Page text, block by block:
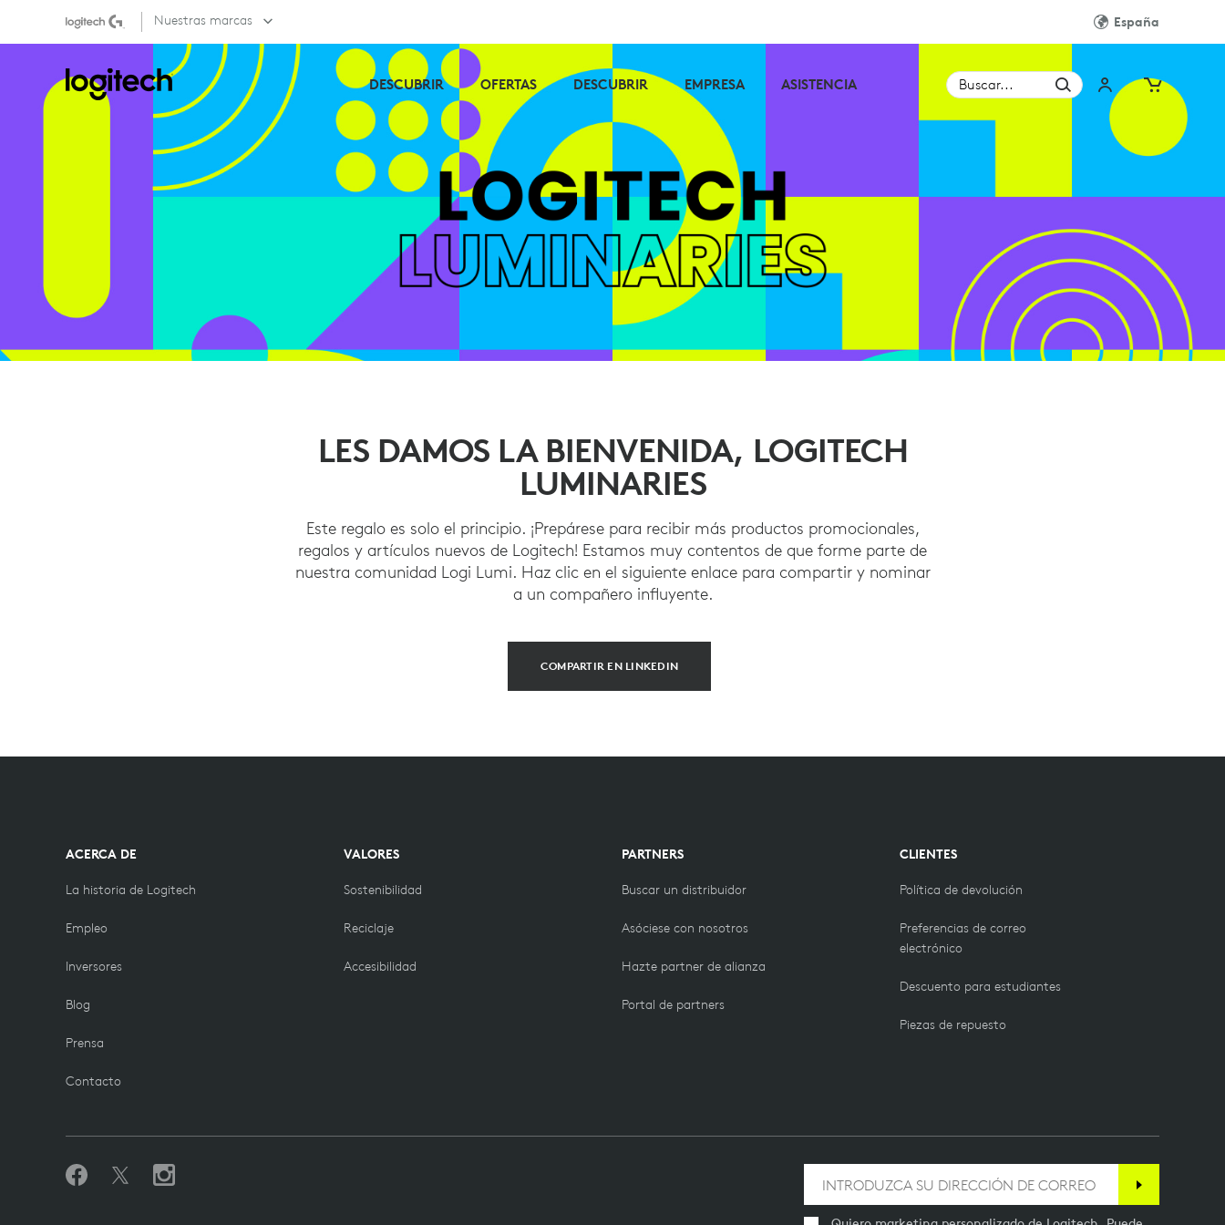
LES
DAMOS
BIENVENIDA,
LOGITECH
LUMINARIES
Nuestras marcas España
DESCUBRIR OFERTAS DESCUBRIR EMPRESA ASISTENCIA Buscar...
LES DAMOS LA BIENVENIDA, LOGITECH
LUMINARIES
Este regalo es solo el principio. ¡Prepárese para recibir más productos promocionales,
regalos y artículos nuevos de Logitech! Estamos muy contentos de que forme parte de
nuestra comunidad Logi Lumi. Haz clic en el siguiente enlace para compartir y nominar
a un compañero influyente.
COMPARTIR EN LINKEDIN
ACERCA DE
La historia de Logitech
Empleo
Inversores
Blog
Prensa
Contacto
VALORES
Sostenibilidad
Reciclaje
Accesibilidad
PARTNERS
Buscar un distribuidor
Asóciese con nosotros
Hazte partner de alianza
Portal de partners
CLIENTES
Política de devolución
Preferencias de correo
electrónico
Descuento para estudiantes
Piezas de repuesto